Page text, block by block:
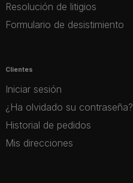
Resolución de litigios
Formulario de desistimiento
Clientes
Iniciar sesión
¿Ha olvidado su contraseña?
Historial de pedidos
Mis direcciones